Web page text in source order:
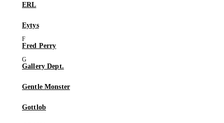
ERL
Eytys
Fred Perry
Gallery Dept.
Gentle Monster
Gottlob